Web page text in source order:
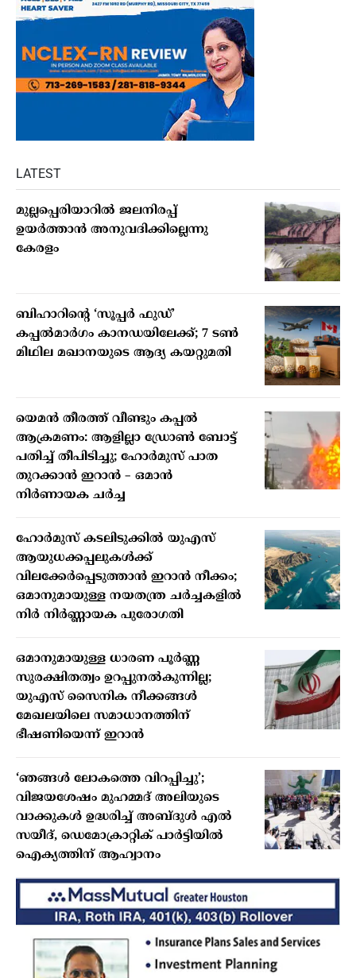
LATEST
മുല്ലപ്പെരിയാറില്‍ ജലനിരപ്പ്
ഉയര്‍ത്താന്‍ അനുവദിക്കില്ലെന്നു
കേരളം
ബിഹാറിന്റെ ‘സൂപ്പർ ഫുഡ്’
കപ്പൽമാർഗം കാനഡയിലേക്ക്; 7 ടൺ
മിഥില മഖാനയുടെ ആദ്യ കയറ്റുമതി
യെമൻ തീരത്ത് വീണ്ടും കപ്പൽ
ആക്രമണം: ആളില്ലാ ഡ്രോൺ ബോട്ട്
പതിച്ച് തീപിടിച്ചു; ഹോർമുസ് പാത
തുറക്കാൻ ഇറാൻ – ഒമാൻ
നിർണായക ചർച്ച
ഹോർമുസ് കടലിടുക്കിൽ യുഎസ്
ആയുധക്കപ്പലുകൾക്ക്
വിലക്കേർപ്പെടുത്താൻ ഇറാൻ നീക്കം;
ഒമാനുമായുള്ള നയതന്ത്ര ചർച്ചകളിൽ
നിർ നിർണ്ണായക പുരോഗതി
ഒമാനുമായുള്ള ധാരണ പൂർണ്ണ
സുരക്ഷിതത്വം ഉറപ്പുനൽകുന്നില്ല;
യുഎസ് സൈനിക നീക്കങ്ങൾ
മേഖലയിലെ സമാധാനത്തിന്
ഭീഷണിയെന്ന് ഇറാൻ
‘ഞങ്ങൾ ലോകത്തെ വിറപ്പിച്ചു’;
വിജയശേഷം മുഹമ്മദ് അലിയുടെ
വാക്കുകൾ ഉദ്ധരിച്ച് അബ്‍ദുൾ എൽ
സയീദ്, ഡെമോക്രാറ്റിക് പാർട്ടിയിൽ
ഐക്യത്തിന് ആഹ്വാനം